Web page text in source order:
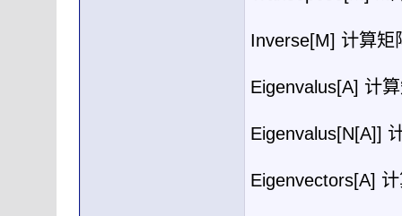
Inverse[M] 计算矩
Eigenvalus[A] 计
Eigenvalus[N[A]]
Eigenvectors[A]